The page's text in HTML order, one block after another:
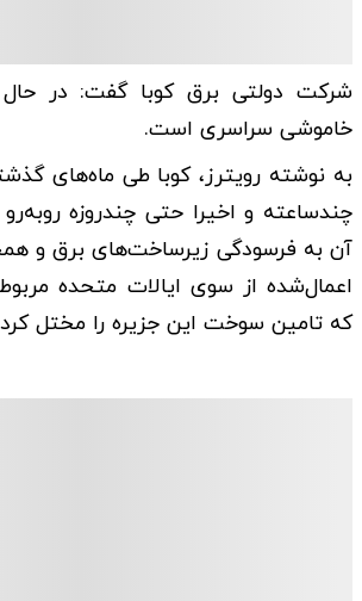
شرکت دولتی برق کوبا گفت: در
خاموشی سراسری است.
به نوشته رویترز، کوبا طی ماه‌های
چندساعته و اخیرا حتی چندروزه
آن به فرسودگی زیرساخت‌های برق و
اعمال‌شده از سوی ایالات متحده
که تامین سوخت این جزیره را مختل